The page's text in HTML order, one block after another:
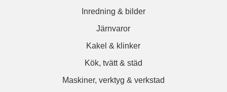
Inredning & bilder
Järnvaror
Kakel & klinker
Kök, tvätt & städ
Maskiner, verktyg & verkstad